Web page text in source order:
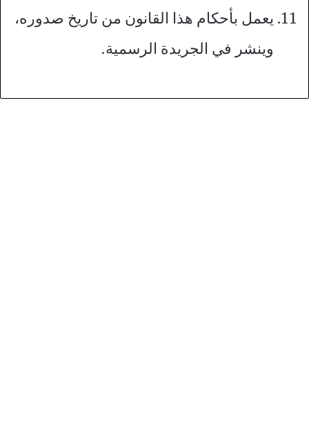
يعمل بأحكام هذا القانون من تاريخ صدوره،
وينشر في الجريدة الرسمية.